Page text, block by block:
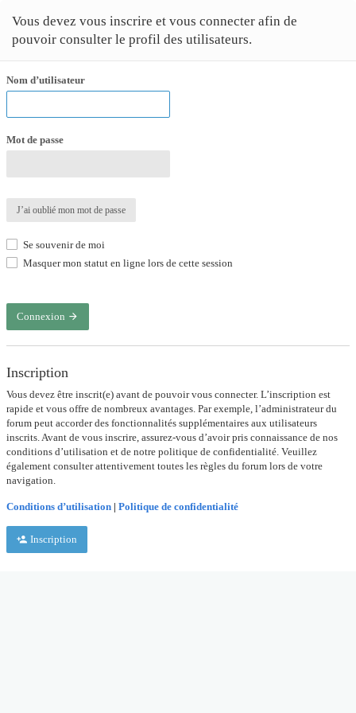
Vous devez vous inscrire et vous connecter afin de
pouvoir consulter le profil des utilisateurs.
Nom d’utilisateur
Mot de passe
J’ai oublié mon mot de passe
Se souvenir de moi
Masquer mon statut en ligne lors de cette session
Connexion
Inscription
Vous devez être inscrit(e) avant de pouvoir vous connecter. L’inscription est
rapide et vous offre de nombreux avantages. Par exemple, l’administrateur du
forum peut accorder des fonctionnalités supplémentaires aux utilisateurs
inscrits. Avant de vous inscrire, assurez-vous d’avoir pris connaissance de nos
conditions d’utilisation et de notre politique de confidentialité. Veuillez
également consulter attentivement toutes les règles du forum lors de votre
navigation.
Conditions d’utilisation | Politique de confidentialité
Inscription